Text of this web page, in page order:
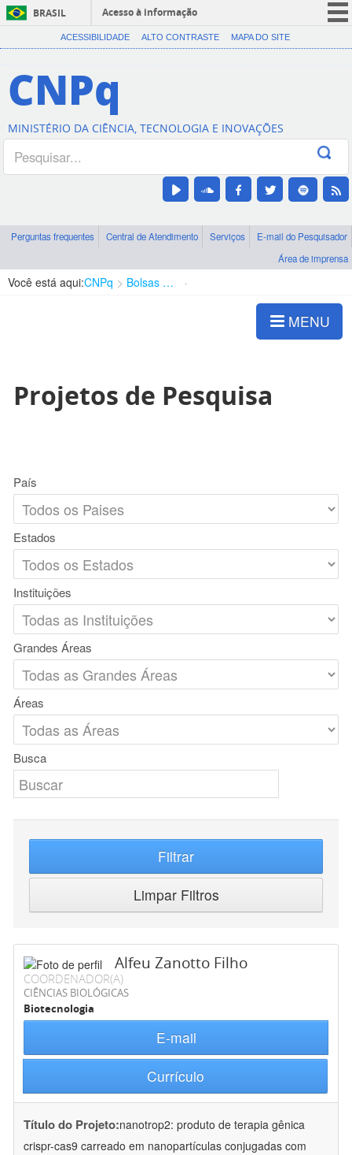
BRASIL
Acesso à informação
CORONAVÍRUS (COVID-19)
Canais
ACESSIBILIDADE ALTO CONTRASTE MAPA DO SITE
CNPq
MINISTÉRIO DA CIÊNCIA, TECNOLOGIA E INOVAÇÕES
Perguntas frequentes Central de Atendimento Serviços
E-mail do Pesquisador
Área de imprensa
Você está aqui:CNPq Bolsas e Auxílios Vigentes
MENU
Projetos de Pesquisa
País
Estados
Instituições
Grandes Áreas
Áreas
Busca
Filtrar
Limpar Filtros
Alfeu Zanotto Filho
COORDENADOR(A)
CIÊNCIAS BIOLÓGICAS
Biotecnologia
E-mail
Currículo
Título do Projeto:nanotrop2: produto de terapia gênica
crispr-cas9 carreado em nanopartículas conjugadas com